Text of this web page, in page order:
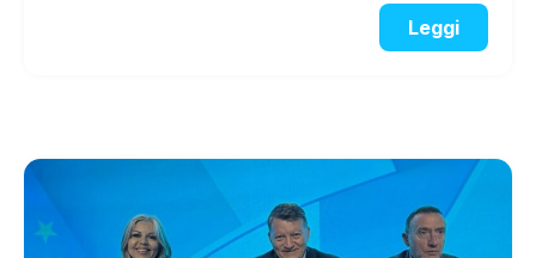
Leggi